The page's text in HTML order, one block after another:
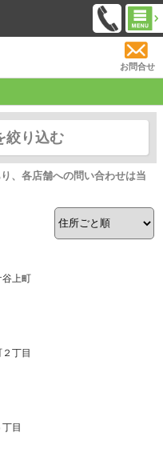
お問合せ
絞り込む
、各店舗への問い合わせは当
谷上町
丁目
目